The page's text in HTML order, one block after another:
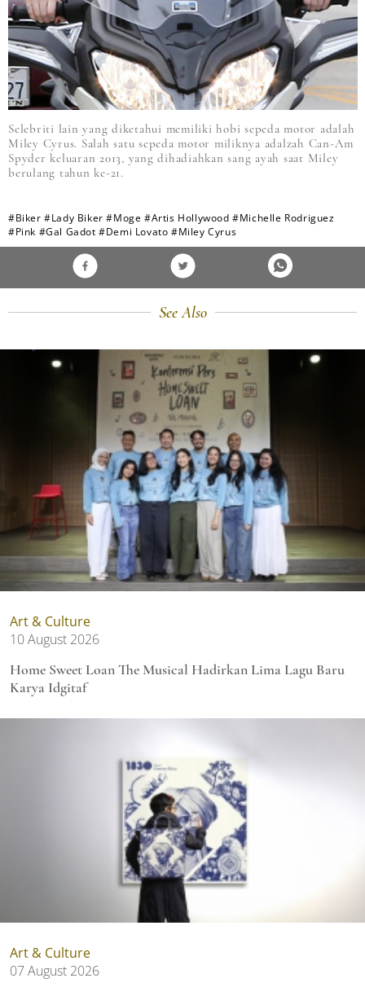
Selebriti lain yang diketahui memiliki hobi sepeda motor adalah
Miley Cyrus. Salah satu sepeda motor miliknya adalzah Can-Am
Spyder keluaran 2013, yang dihadiahkan sang ayah saat Miley
berulang tahun ke-21.
#Biker #Lady Biker #Moge #Artis Hollywood #Michelle Rodriguez
#Pink #Gal Gadot #Demi Lovato #Miley Cyrus
See Also
Art & Culture
10 August 2026
Home Sweet Loan The Musical Hadirkan Lima Lagu Baru
Karya Idgitaf
Art & Culture
07 August 2026